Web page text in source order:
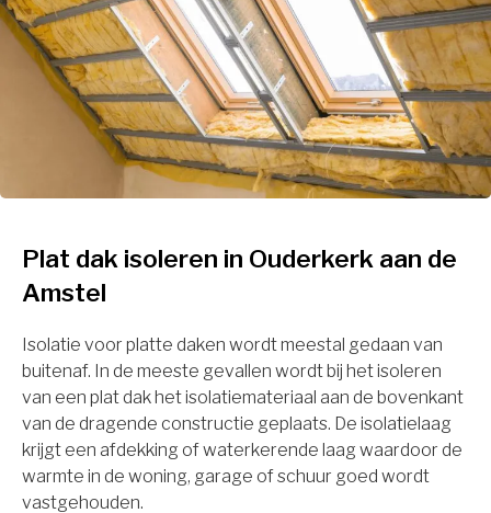
Plat dak isoleren in Ouderkerk aan de
Amstel
Isolatie voor platte daken wordt meestal gedaan van
buitenaf. In de meeste gevallen wordt bij het isoleren
van een plat dak het isolatiemateriaal aan de bovenkant
van de dragende constructie geplaats. De isolatielaag
krijgt een afdekking of waterkerende laag waardoor de
warmte in de woning, garage of schuur goed wordt
vastgehouden.